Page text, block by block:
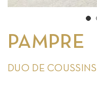
PAMPRE
DUO DE